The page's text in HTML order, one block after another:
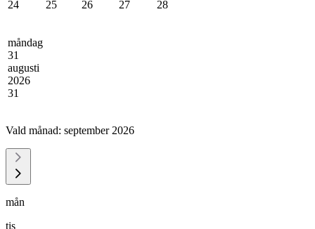
24
25
26
27
28
måndag
31
augusti
2026
31
Vald månad: september 2026
mån
tis